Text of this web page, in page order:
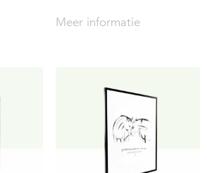
Meer informatie